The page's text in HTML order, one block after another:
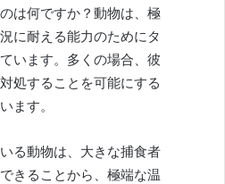
は何ですか？動物は、極
に耐える能力のためにタ
います。多くの場合、彼
処することを可能にする
ます。
る動物は、大きな捕食者
きることから、極端な温